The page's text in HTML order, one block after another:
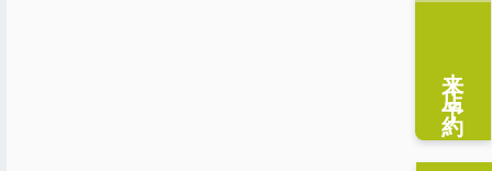
来店予約